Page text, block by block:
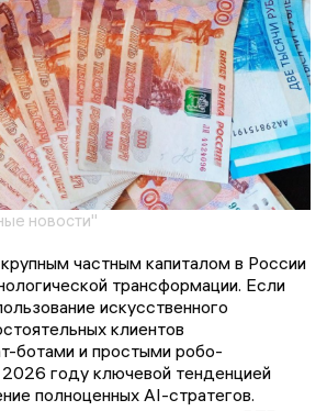
новости"
частным капиталом в России
трансформации. Если
искусственного
клиентов
ботами и простыми робо-
году ключевой тенденцией
полноценных AI-стратегов.